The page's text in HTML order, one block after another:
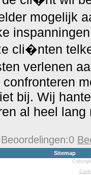
mogelijk
cli�nten
verlenen
bij. Wij
al heel
Sitemap